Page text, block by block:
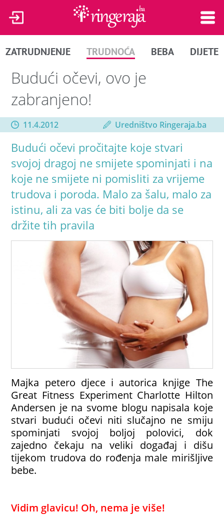
ZATRUDNJENJE TRUDNOĆA BEBA DIJETE
Budući očevi, ovo je
zabranjeno!
11.4.2012 Uredništvo Ringeraja.ba
Budući očevi pročitajte koje stvari
svojoj dragoj ne smijete spominjati i na
koje ne smijete ni pomisliti za vrijeme
trudova i poroda. Malo za šalu, malo za
istinu, ali za vas će biti bolje da se
držite tih pravila
Majka petero djece i autorica knjige The
Great Fitness Experiment Charlotte Hilton
Andersen je na svome blogu napisala koje
stvari budući očevi niti slučajno ne smiju
spominjati svojoj boljoj polovici, dok
zajedno čekaju na veliki događaj i dišu
tijekom trudova do rođenja male mirišljive
bebe.
Vidim glavicu! Oh, nema je više!